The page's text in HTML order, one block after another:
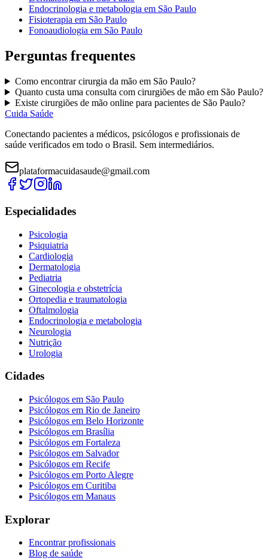
Endocrinologia e metabologia em São Paulo
Fisioterapia em São Paulo
Fonoaudiologia em São Paulo
Perguntas frequentes
Como encontrarcirurgia da mãoem São Paulo?
Quanto custa uma consulta com cirurgiões de mãoem São Paulo?
Existe cirurgiões de mãoonline para pacientes de São Paulo?
Cuida Saúde
Conectando pacientes a médicos, psicólogos e profissionais de
saúde verificados em todo o Brasil. Sem intermediários.
plataformacuidasaude@gmail.com
Especialidades
Psicologia
Psiquiatria
Cardiologia
Dermatologia
Pediatria
Ginecologia e obstetrícia
Ortopedia e traumatologia
Oftalmologia
Endocrinologia e metabologia
Neurologia
Nutrição
Urologia
Cidades
Psicólogos em São Paulo
Psicólogos em Rio de Janeiro
Psicólogos em Belo Horizonte
Psicólogos em Brasília
Psicólogos em Fortaleza
Psicólogos em Salvador
Psicólogos em Recife
Psicólogos em Porto Alegre
Psicólogos em Curitiba
Psicólogos em Manaus
Explorar
Encontrar profissionais
Blog de saúde